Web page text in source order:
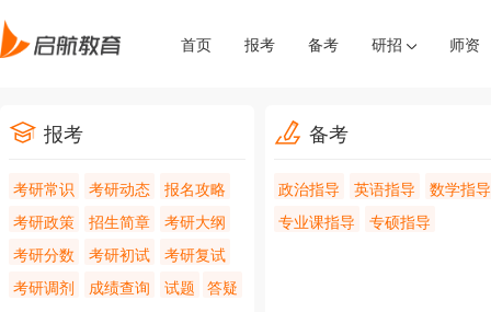
首页 报考 备考 研招 师资
报考
考研常识 考研动态
报名攻略
考研政策
招生简章
考研大纲
考研分数
考研初试
考研复试
考研调剂
成绩查询 试题 答疑
备考
政治指导 英语指导
数学指导
专业课指导
专硕指导